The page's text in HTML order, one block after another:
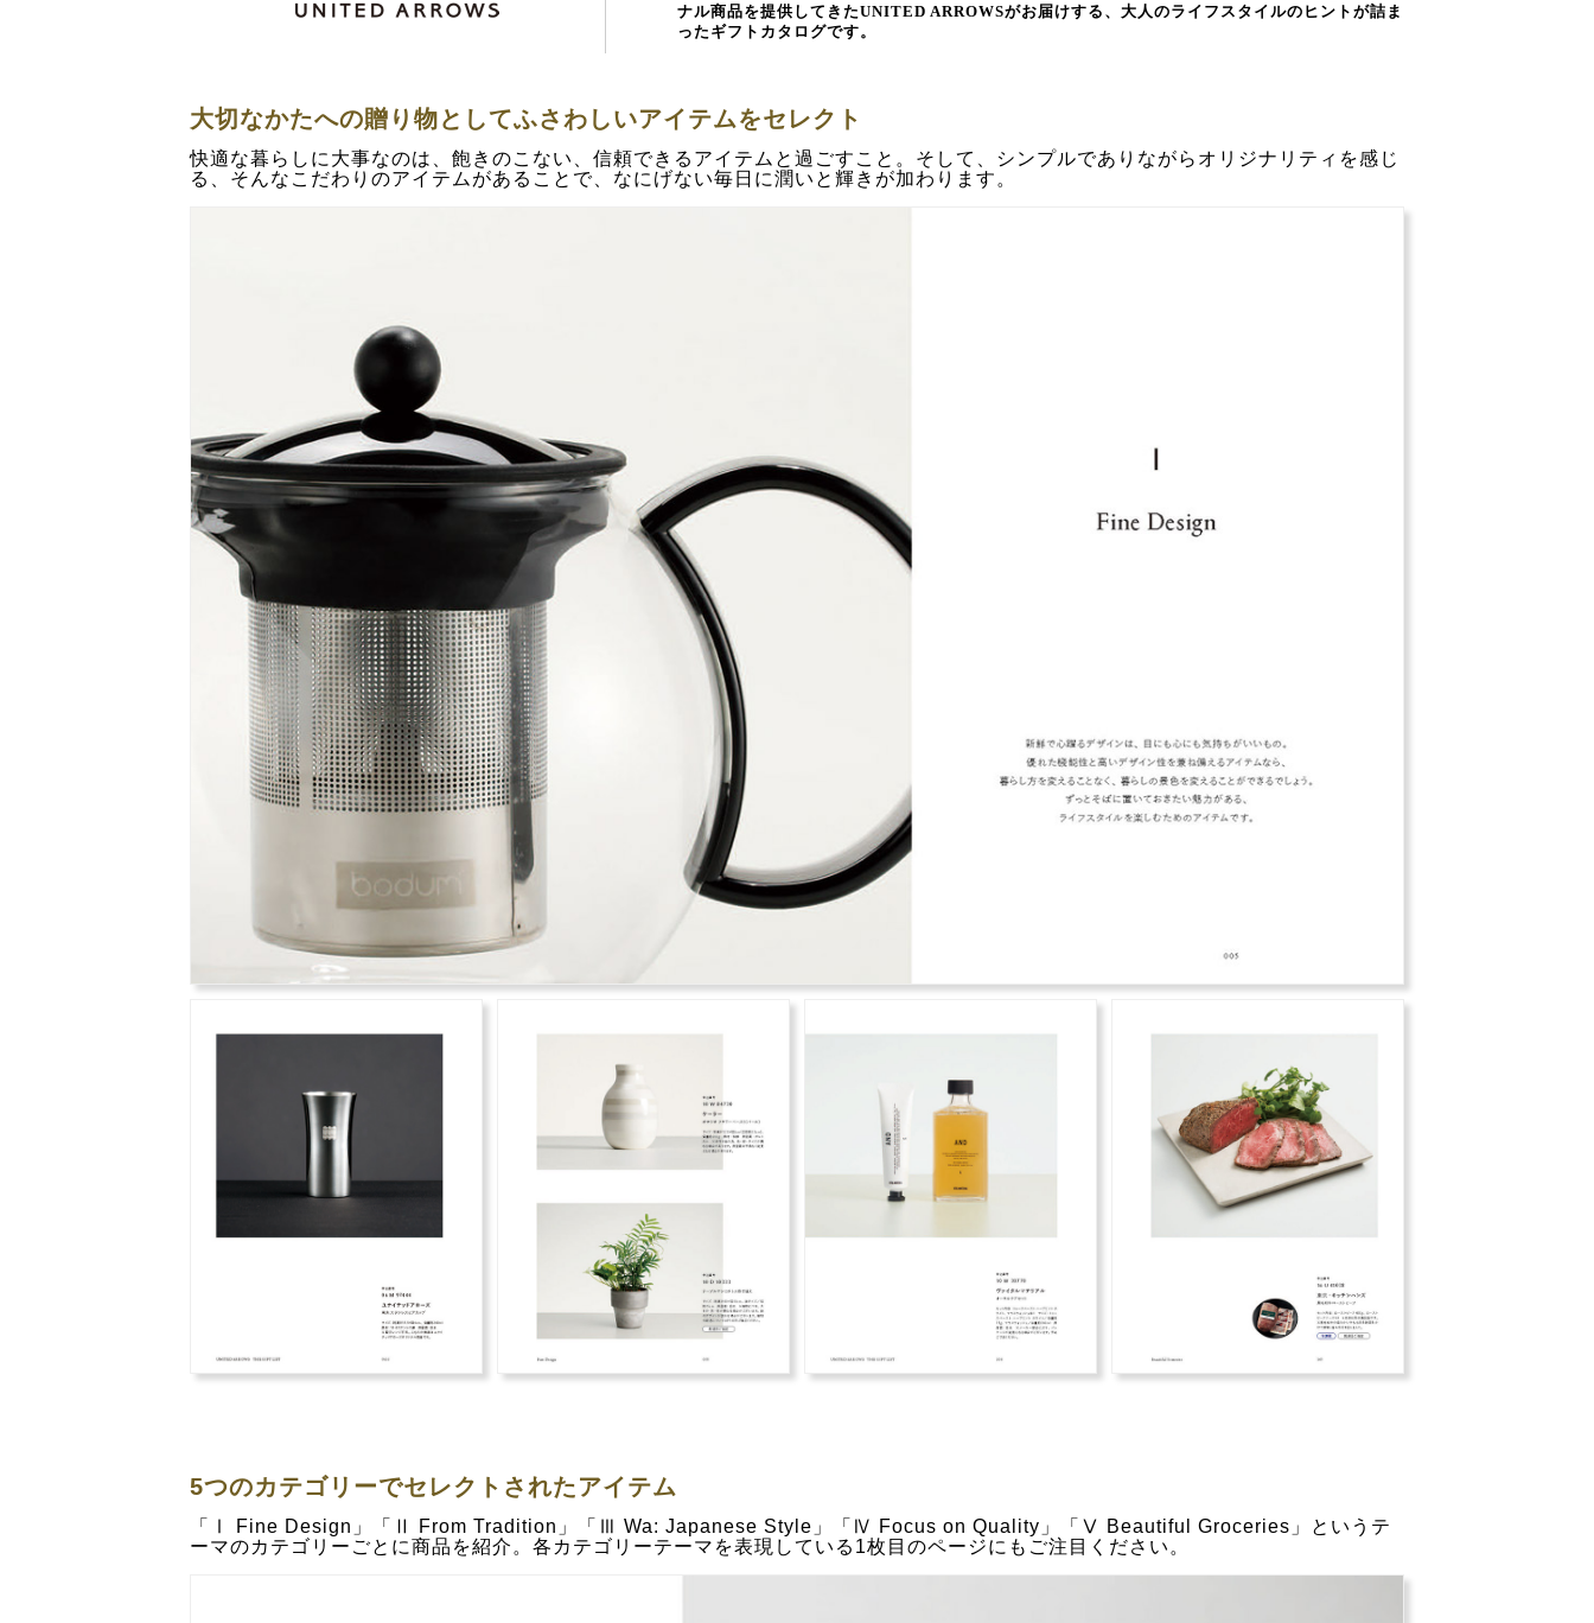
ナル商品を提供してきたUNITED ARROWSがお届けする、大人のライフスタイルのヒントが詰ま
ったギフトカタログです。
大切なかたへの贈り物としてふさわしいアイテムをセレクト
快適な暮らしに大事なのは、飽きのこない、信頼できるアイテムと過ごすこと。そして、シンプルでありながらオリジナリティを感じ
る、そんなこだわりのアイテムがあることで、なにげない毎日に潤いと輝きが加わります。
5つのカテゴリーでセレクトされたアイテム
「Ⅰ Fine Design」「Ⅱ From Tradition」「Ⅲ Wa: Japanese Style」「Ⅳ Focus on Quality」「Ⅴ Beautiful Groceries」というテ
ーマのカテゴリーごとに商品を紹介。各カテゴリーテーマを表現している1枚目のページにもご注目ください。